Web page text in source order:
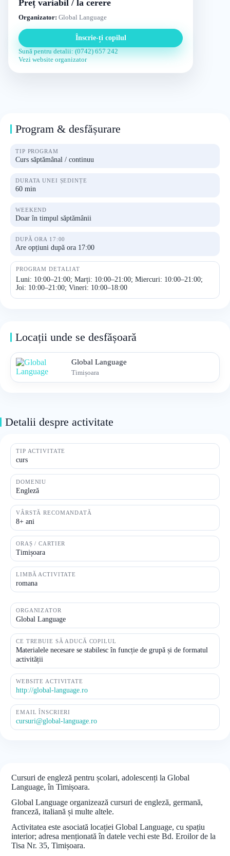
Preț variabil / la cerere
Organizator: Global Language
Înscrie-ți copilul
Sună pentru detalii: (0742) 657 242
Vezi website organizator
Program & desfășurare
TIP PROGRAM
Curs săptămânal / continuu
DURATA UNEI ȘEDINȚE
60 min
WEEKEND
Doar în timpul săptămânii
DUPĂ ORA 17:00
Are opțiuni după ora 17:00
PROGRAM DETALIAT
Luni: 10:00–21:00; Marți: 10:00–21:00; Miercuri: 10:00–21:00;
Joi: 10:00–21:00; Vineri: 10:00–18:00
Locații unde se desfășoară
Global Language
Timișoara
Detalii despre activitate
TIP ACTIVITATE
curs
DOMENIU
Engleză
VÂRSTĂ RECOMANDATĂ
8+ ani
ORAȘ / CARTIER
Timișoara
LIMBĂ ACTIVITATE
romana
ORGANIZATOR
Global Language
CE TREBUIE SĂ ADUCĂ COPILUL
Materialele necesare se stabilesc în funcție de grupă și de formatul
activității
WEBSITE ACTIVITATE
http://global-language.ro
EMAIL ÎNSCRIERI
cursuri@global-language.ro
Cursuri de engleză pentru școlari, adolescenți la Global
Language, în Timișoara.
Global Language organizează cursuri de engleză, germană,
franceză, italiană și multe altele.
Activitatea este asociată locației Global Language, cu spațiu
interior; adresa menționată în datele vechi este Bd. Eroilor de la
Tisa Nr. 35, Timișoara.